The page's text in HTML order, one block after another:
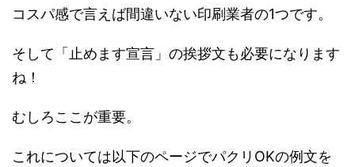
コスパ感で言えば間違いない印刷業者の1つです。
そして「止めます宣言」の挨拶文も必要になります
ね！
むしろここが重要。
これについては以下のページでパクリOKの例文を